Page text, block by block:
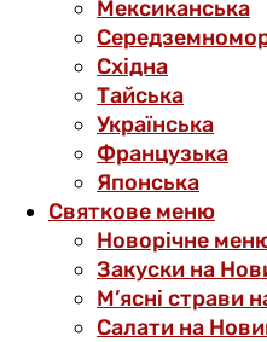
Мексиканська
Східна
Тайська
Українська
Французька
Японська
Святкове меню
Новорічне
Закуски на
М’ясні страви
Салати на